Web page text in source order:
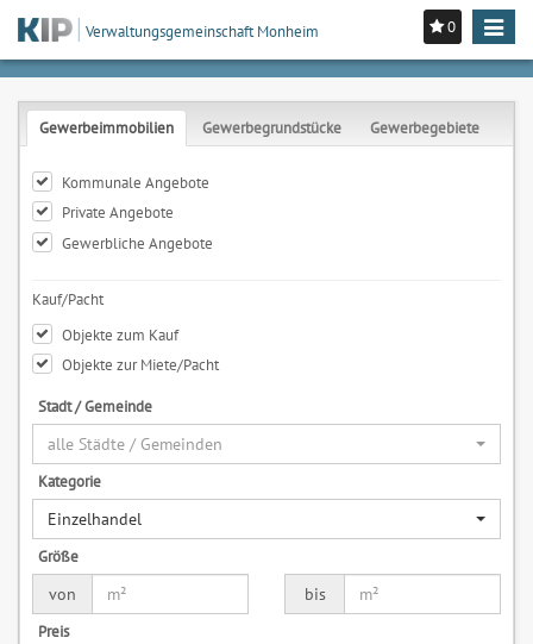
0
Toggle
Verwaltungsgemeinschaft Monheim
Gewerbeimmobilien Gewerbegrundstücke Gewerbegebiete
Kommunale Angebote
Private Angebote
Gewerbliche Angebote
Kauf/Pacht
Objekte zum Kauf
Objekte zur Miete/Pacht
Stadt / Gemeinde
alle Städte / Gemeinden
Kategorie
Einzelhandel
Größe
von
bis
Preis